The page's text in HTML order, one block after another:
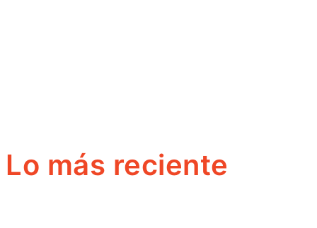
Lo más reciente